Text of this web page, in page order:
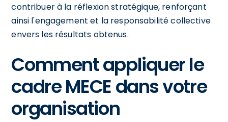
contribuer à la réflexion stratégique, renforçant
ainsi l'engagement et la responsabilité collective
envers les résultats obtenus.
Comment appliquer le
cadre MECE dans votre
organisation